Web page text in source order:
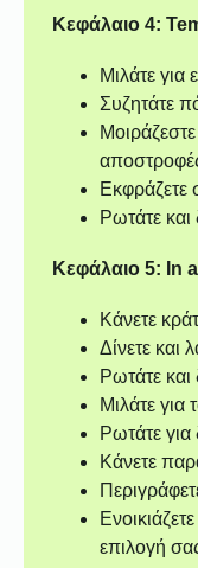
Κεφάλαιο 4:
Μιλάτε για
Συζητάτε
Εκφράζετε
Ρωτάτε και
Κεφάλαιο 5: In
Κάνετε
Δίνετε και
Ρωτάτε και
Μιλάτε για
Ρωτάτε για
Κάνετε
επιλογή